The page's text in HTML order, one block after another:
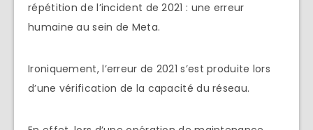
répétition de l’incident de 2021 : une erreur
humaine au sein de Meta.
Ironiquement, l’erreur de 2021 s’est produite lors
d’une vérification de la capacité du réseau.